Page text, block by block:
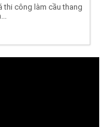
thi công làm cầu thang